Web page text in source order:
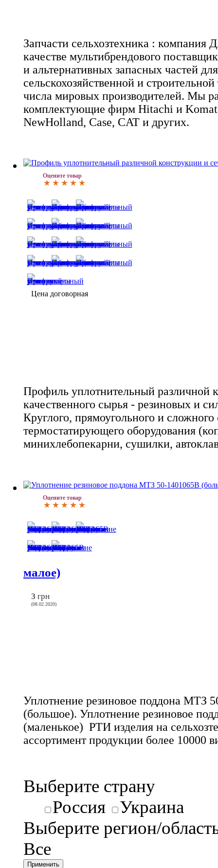
Запчасти сельхозтехника : компания
качестве мультибрендового
и альтернативных запасных частей для
сельскохозяйственной и
числа мировых производителей. Мы
комплектующие фирм Hitachi и
NewHolland, Case, CAT и других.
Оцените товар
Цена договорная
Профиль уплотнительный различной
качественного сырья - резиновых и
Круглого, прямоугольного и сложного
термостатирующего оборудования
минихлебопекарни, сушилки,
Оцените товар
малое)
3 грн
(08.02.2020)
Уплотнение резиновое поддона МТЗ
(большое). Уплотнение резиновое
(маленькое) РТИ изделия на
ассортимент продукции более 10000
Выберите страну
Россия
Украина
Выберите регион/
Все